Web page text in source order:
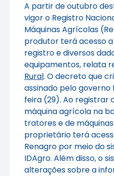
A partir de outubro
vigor o Registro
Máquinas Agrícolas
produtor terá acesso
registro e diversos
equipamentos, relata
Rural. O decreto que
assinado pelo
feira (29). Ao registrar
máquina agrícola na
tratores e de
proprietário terá
Renagro por meio do
IDAgro. Além disso, o
alterações sobre a